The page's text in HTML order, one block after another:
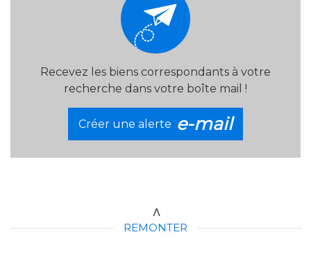
Recevez les biens correspondants à votre
recherche dans votre boîte mail !
Créer une alerte e-mail
REMONTER